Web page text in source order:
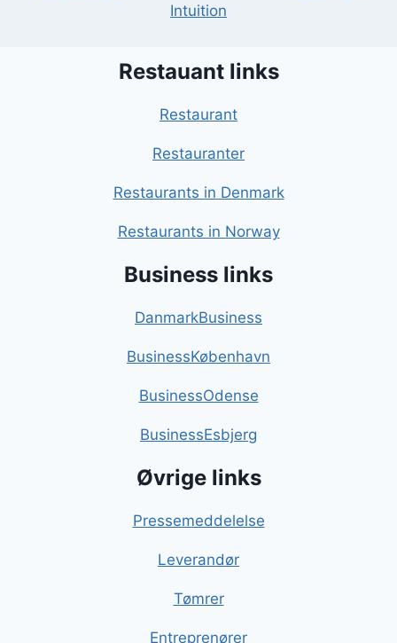
Intuition
Restauant links
Restaurant
Restauranter
Restaurants in Denmark
Restaurants in Norway
Business links
DanmarkBusiness
BusinessKøbenhavn
BusinessOdense
BusinessEsbjerg
Øvrige links
Pressemeddelelse
Leverandør
Tømrer
Entreprenører